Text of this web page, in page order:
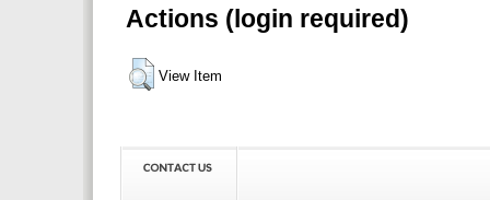
Actions (login required)
View Item